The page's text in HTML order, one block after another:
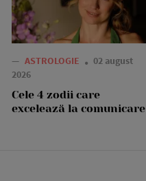
— ASTROLOGIE
02 august
2026
Cele 4 zodii care
excelează la comunicare